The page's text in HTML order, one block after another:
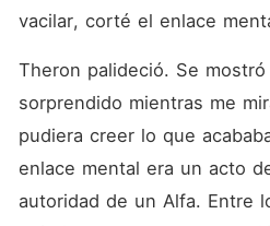
vacilar, corté el enlace
Theron palideció. Se
sorprendido mientras me
pudiera creer lo que
enlace mental era un acto
autoridad de un Alfa. Entre